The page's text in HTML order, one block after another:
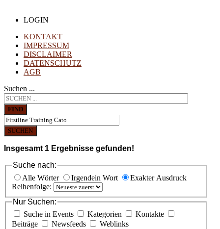
LOGIN
KONTAKT
IMPRESSUM
DISCLAIMER
DATENSCHUTZ
AGB
Suchen ...
FIND
SUCHEN
Insgesamt 1 Ergebnisse gefunden!
Suche nach:
Alle Wörter
Irgendein Wort
Exakter Ausdruck
Reihenfolge:
Nur Suchen:
Suche in Events
Kategorien
Kontakte
Beiträge
Newsfeeds
Weblinks